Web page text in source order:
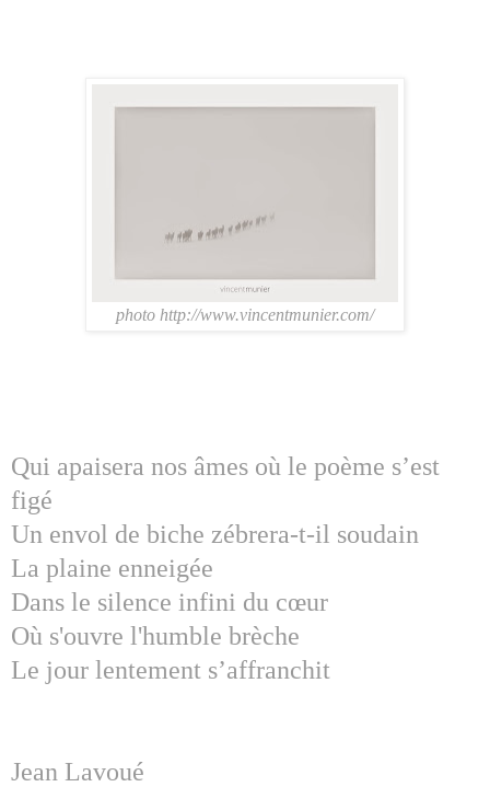
photo http://www.vincentmunier.com/
Qui apaisera nos âmes où le poème s’est
figé
Un envol de biche zébrera-t-il soudain
La plaine enneigée
Dans le silence infini du cœur
Où s'ouvre l'humble brèche
Le jour lentement s’affranchit
Jean Lavoué